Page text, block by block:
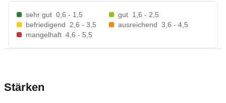
sehr gut 0,6 - 1,5 gut 1,6 - 2,5
befriedigend
2,6 - 3,5 ausreichend 3,6 - 4,5
mangelhaft 4,6 - 5,5
Stärken